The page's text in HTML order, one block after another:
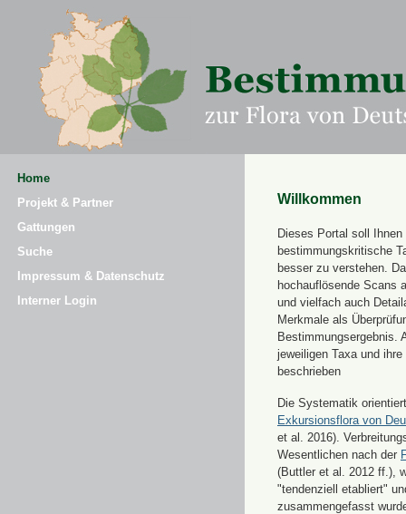
Home
Projekt & Partner
Gattungen
Suche
Impressum & Datenschutz
Interner Login
Willkommen
Dieses Portal soll Ihnen
bestimmungskritische
besser zu verstehen.
hochauflösende Scans
und vielfach auch
Merkmale als
Bestimmungsergebnis.
jeweiligen Taxa und
beschrieben
Die Systematik
Exkursionsflora von
et al. 2016).
Wesentlichen nach der
(Buttler et al. 2012 ff.),
"tendenziell etabliert"
zusammengefasst